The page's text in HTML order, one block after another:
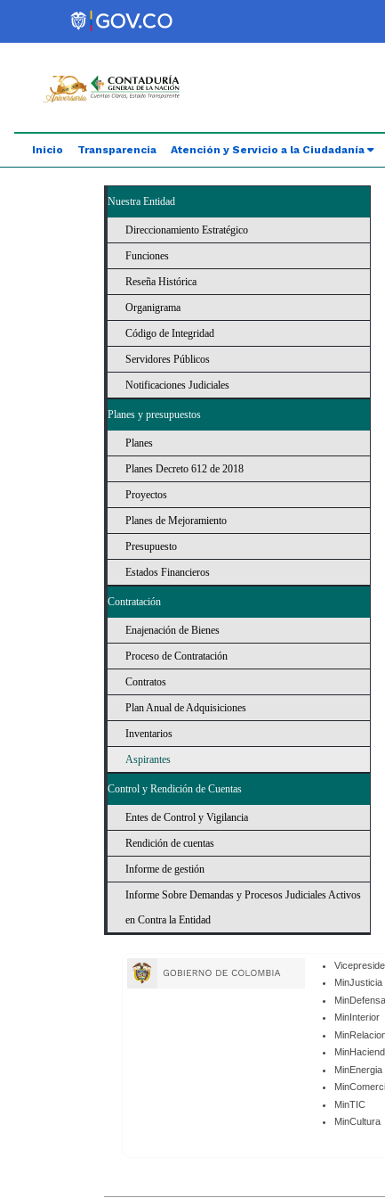
Saltar al contenido principal
Abrir menú de accesibilidad
Inicio Transparencia Atención y Servicio a la Ciudadanía
Nuestra Entidad
Direccionamiento Estratégico
Funciones
Reseña Histórica
Organigrama
Código de Integridad
Servidores Públicos
Notificaciones Judiciales
Planes y presupuestos
Planes
Planes Decreto 612 de 2018
Proyectos
Planes de Mejoramiento
Presupuesto
Estados Financieros
Contratación
Enajenación de Bienes
Proceso de Contratación
Contratos
Plan Anual de Adquisiciones
Inventarios
Aspirantes
Control y Rendición de Cuentas
Entes de Control y Vigilancia
Rendición de cuentas
Informe de gestión
Informe Sobre Demandas y Procesos Judiciales Activos
en Contra la Entidad
MinJusticia
MinDefensa
MinInterior
MinEnergia
MinTIC
MinCultura